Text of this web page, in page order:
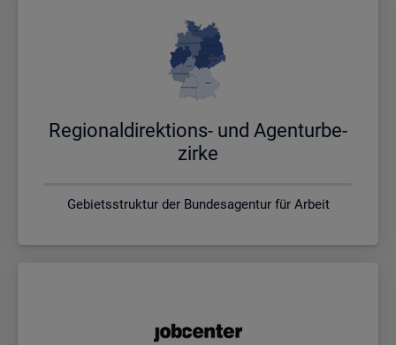
Re­gio­nal­di­rek­ti­ons- und Agen­tur­be­
zir­ke
Gebietsstruktur der Bundesagentur für Arbeit